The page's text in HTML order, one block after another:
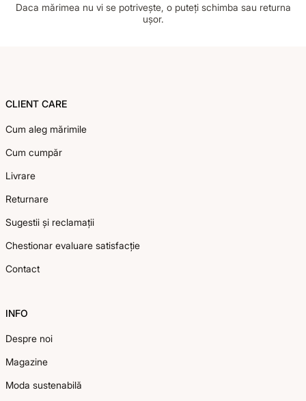
Daca mărimea nu vi se potrivește, o puteți schimba sau returna
ușor.
CLIENT CARE
Cum aleg mărimile
Cum cumpăr
Livrare
Returnare
Sugestii și reclamații
Chestionar evaluare satisfacție
Contact
INFO
Despre noi
Magazine
Moda sustenabilă